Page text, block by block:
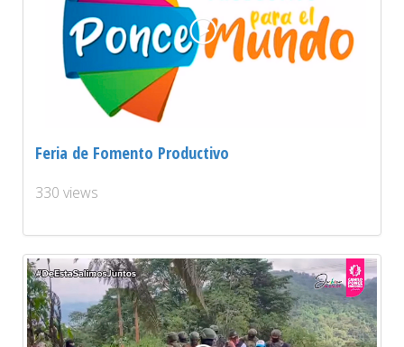
Feria de Fomento Productivo
330 views